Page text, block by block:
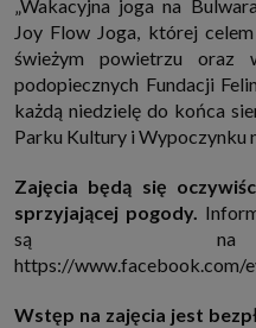
http://www.sagier.pl/
Jeżeli wyrazisz zgodę, o którą
danych osobowych będą także
Partnerów możesz sprawdzić
polityki prywatności
i tam też
Podstawa i cel przetwarzania
1. Jeśli zawieramy z Tobą
zapewniającej Ci możliwość
w oparciu o treść regulaminu
Twoje dane w zakresie
2. Zapewnianie bezpieczeństwa
wygody użytkowników (np.
„Wakacyjna joga na
Joy Flow Joga, której
świeżym powietrzu oraz
podopiecznych Fundacji
każdą niedzielę do końca
Parku Kultury i Wypoczynku
Zajęcia będą się
sprzyjającej pogody.
są na
https://www.facebook.com/
Wstęp na zajęcia jest